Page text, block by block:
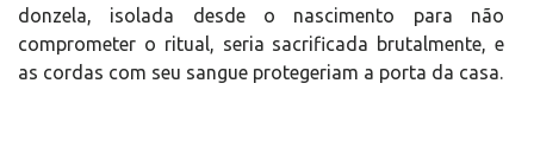
donzela, isolada desde o nascimento para não
comprometer o ritual, seria sacrificada brutalmente, e
as cordas com seu sangue protegeriam a porta da casa.